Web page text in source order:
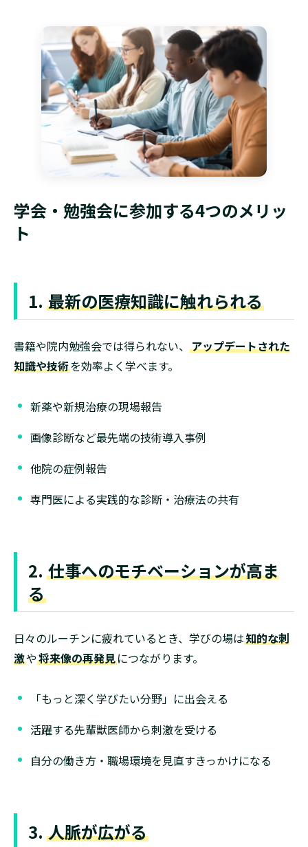
学会・勉強会に参加する4つのメリッ
ト
1. 最新の医療知識に触れられる
書籍や院内勉強会では得られない、 アップデートされた
知識や技術を効率よく学べます。
新薬や新規治療の現場報告
画像診断など最先端の技術導入事例
他院の症例報告
専門医による実践的な診断・治療法の共有
2. 仕事へのモチベーションが高ま
る
日々のルーチンに疲れているとき、学びの場は知的な刺
激や将来像の再発見につながります。
「もっと深く学びたい分野」に出会える
活躍する先輩獣医師から刺激を受ける
自分の働き方・職場環境を見直すきっかけになる
3. 人脈が広がる